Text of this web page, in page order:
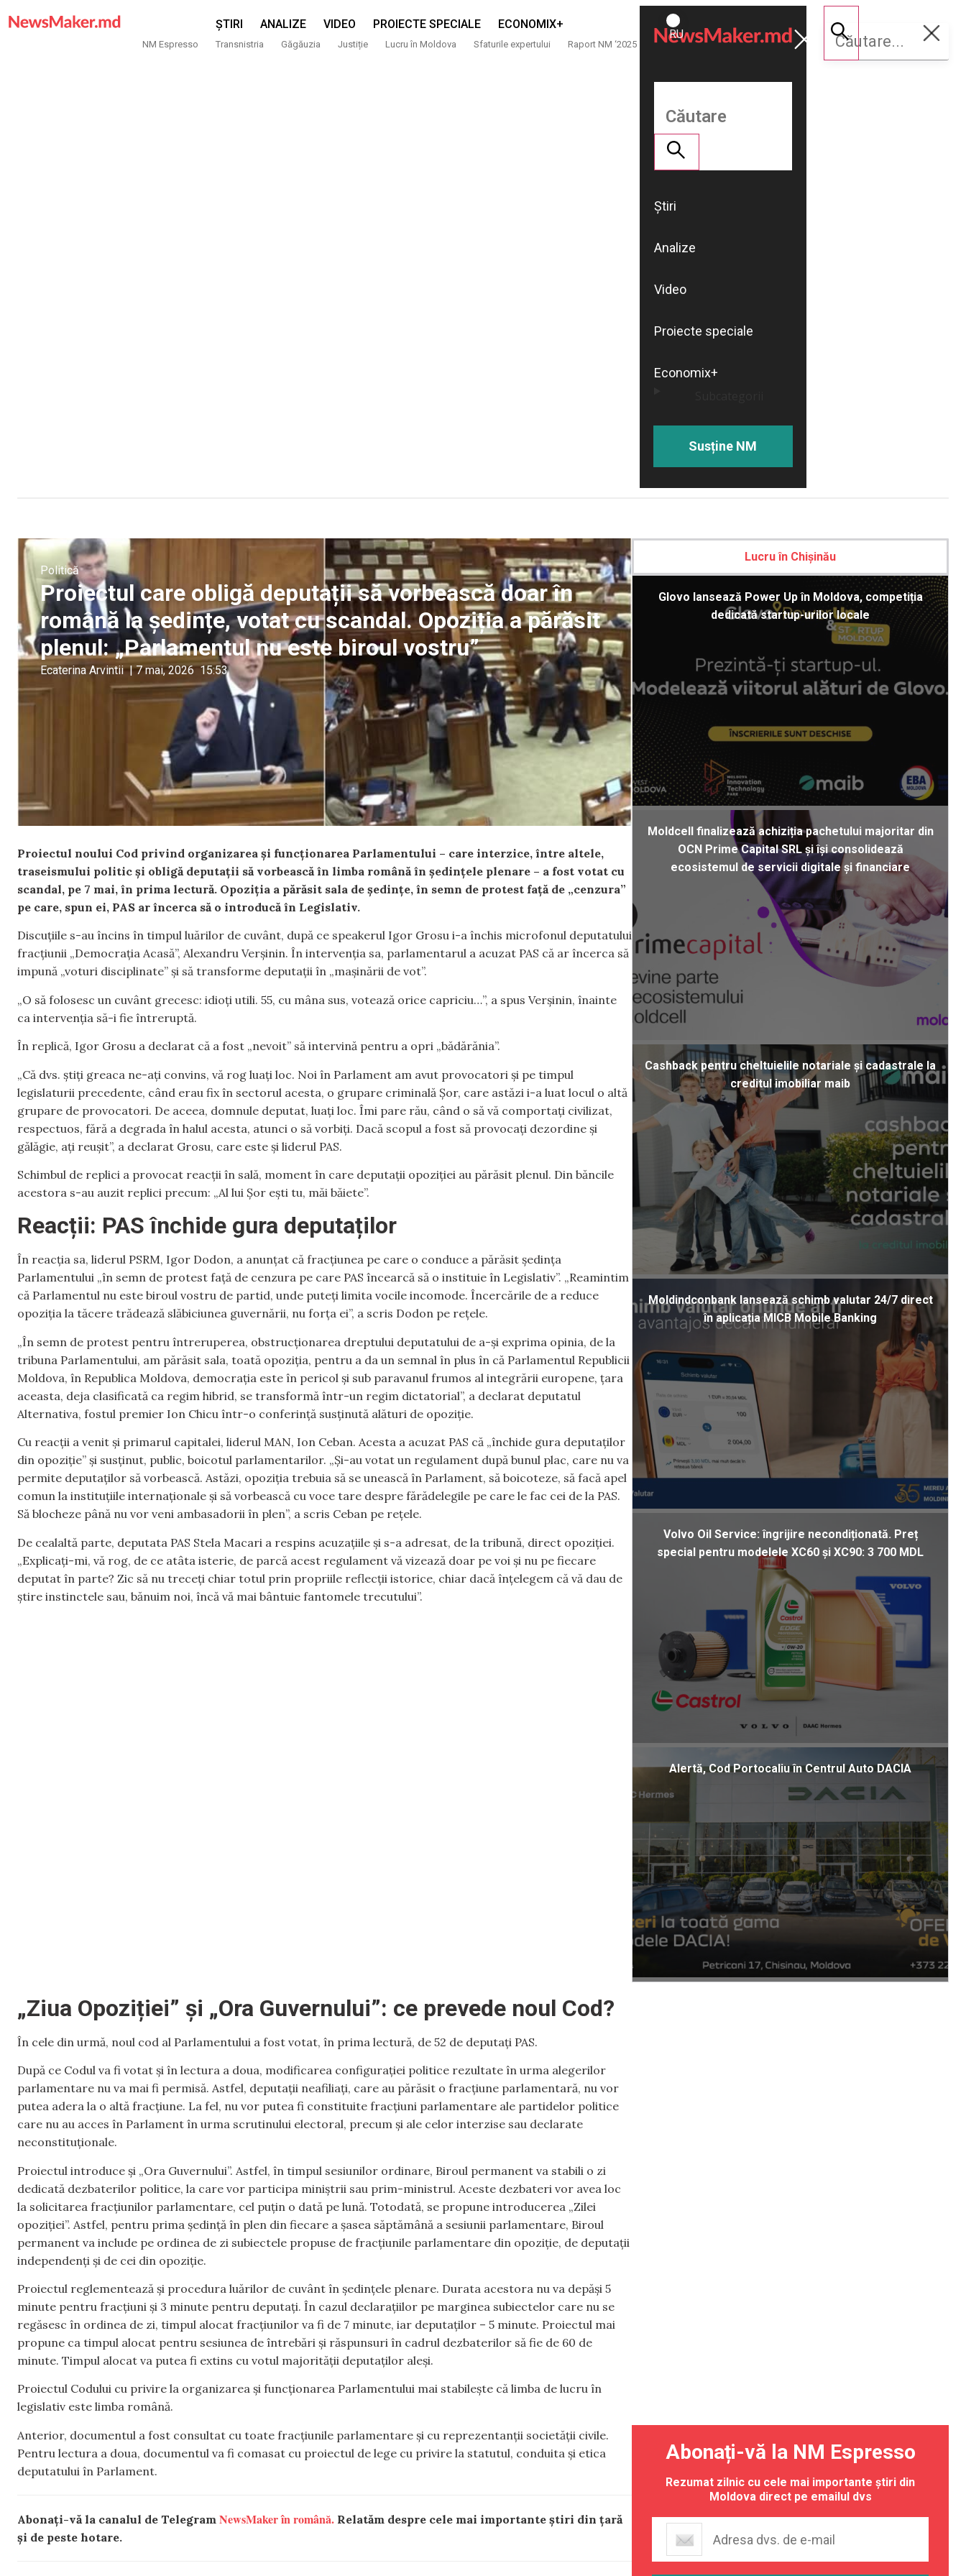
ȘTIRI ANALIZE VIDEO PROIECTE SPECIALE ECONOMIX+
NM Espresso Transnistria Găgăuzia Justiție Lucru în Moldova Sfaturile expertului Raport NM ‘2025
ROMÂNĂ
RU
Susține
NM
Știri
Analize
Video
Proiecte speciale
Economix+
Susține NM
Politică
Proiectul care obligă deputații să vorbească doar în
română la ședințe, votat cu scandal. Opoziția a părăsit
plenul: „Parlamentul nu este biroul vostru”
Ecaterina Arvintii | 7 mai, 2026 15:53
Proiectul noului Cod privind organizarea și funcționarea Parlamentului – care interzice, între altele,
traseismului politic și obligă deputații să vorbească în limba română în ședințele plenare – a fost votat cu
scandal, pe 7 mai, în prima lectură. Opoziția a părăsit sala de ședințe, în semn de protest față de „cenzura”
pe care, spun ei, PAS ar încerca să o introducă în Legislativ.
Discuțiile s-au încins în timpul luărilor de cuvânt, după ce speakerul Igor Grosu i-a închis microfonul deputatului
fracțiunii „Democrația Acasă”, Alexandru Verșinin. În intervenția sa, parlamentarul a acuzat PAS că ar încerca să
impună „voturi disciplinate” și să transforme deputații în „mașinării de vot”.
„O să folosesc un cuvânt grecesc: idioți utili. 55, cu mâna sus, votează orice capriciu…”, a spus Verșinin, înainte
ca intervenția să-i fie întreruptă.
În replică, Igor Grosu a declarat că a fost „nevoit” să intervină pentru a opri „bădărănia”.
„Că dvs. știți greaca ne-ați convins, vă rog luați loc. Noi în Parlament am avut provocatori și pe timpul
legislaturii precedente, când erau fix în sectorul acesta, o grupare criminală Șor, care astăzi i-a luat locul o altă
grupare de provocatori. De aceea, domnule deputat, luați loc. Îmi pare rău, când o să vă comportați civilizat,
respectuos, fără a degrada în halul acesta, atunci o să vorbiți. Dacă scopul a fost să provocați dezordine și
gălăgie, ați reușit”, a declarat Grosu, care este și liderul PAS.
Schimbul de replici a provocat reacții în sală, moment în care deputații opoziției au părăsit plenul. Din băncile
acestora s-au auzit replici precum: „Al lui Șor ești tu, măi băiete”.
Reacții: PAS închide gura deputaților
În reacția sa, liderul PSRM, Igor Dodon, a anunțat că fracțiunea pe care o conduce a părăsit ședința
Parlamentului „în semn de protest față de cenzura pe care PAS încearcă să o instituie în Legislativ”. „Reamintim
că Parlamentul nu este biroul vostru de partid, unde puteți limita vocile incomode. Încercările de a reduce
opoziția la tăcere trădează slăbiciunea guvernării, nu forța ei”, a scris Dodon pe rețele.
„În semn de protest pentru întreruperea, obstrucționarea dreptului deputatului de a-și exprima opinia, de la
tribuna Parlamentului, am părăsit sala, toată opoziția, pentru a da un semnal în plus în că Parlamentul Republicii
Moldova, în Republica Moldova, democrația este în pericol și sub paravanul frumos al integrării europene, țara
aceasta, deja clasificată ca regim hibrid, se transformă într-un regim dictatorial”, a declarat deputatul
Alternativa, fostul premier Ion Chicu într-o conferință susținută alături de opoziție.
Cu reacții a venit și primarul capitalei, liderul MAN, Ion Ceban. Acesta a acuzat PAS că „închide gura deputaților
din opoziție” și susținut, public, boicotul parlamentarilor. „Și-au votat un regulament după bunul plac, care nu va
permite deputaților să vorbească. Astăzi, opoziția trebuia să se unească în Parlament, să boicoteze, să facă apel
comun la instituțiile internaționale și să vorbească cu voce tare despre fărădelegile pe care le fac cei de la PAS.
Să blocheze până nu vor veni ambasadorii în plen”, a scris Ceban pe rețele.
De cealaltă parte, deputata PAS Stela Macari a respins acuzațiile și s-a adresat, de la tribună, direct opoziției.
„Explicați-mi, vă rog, de ce atâta isterie, de parcă acest regulament vă vizează doar pe voi și nu pe fiecare
deputat în parte? Zic să nu treceți chiar totul prin propriile reflecții istorice, chiar dacă înțelegem că vă dau de
știre instinctele sau, bănuim noi, încă vă mai bântuie fantomele trecutului”.
„Ziua Opoziției” și „Ora Guvernului”: ce prevede noul Cod?
În cele din urmă, noul cod al Parlamentului a fost votat, în prima lectură, de 52 de deputați PAS.
După ce Codul va fi votat și în lectura a doua, modificarea configurației politice rezultate în urma alegerilor
parlamentare nu va mai fi permisă. Astfel, deputații neafiliați, care au părăsit o fracțiune parlamentară, nu vor
putea adera la o altă fracțiune. La fel, nu vor putea fi constituite fracțiuni parlamentare ale partidelor politice
care nu au acces în Parlament în urma scrutinului electoral, precum și ale celor interzise sau declarate
neconstituționale.
Proiectul introduce și „Ora Guvernului”. Astfel, în timpul sesiunilor ordinare, Biroul permanent va stabili o zi
dedicată dezbaterilor politice, la care vor participa miniștrii sau prim-ministrul. Aceste dezbateri vor avea loc
la solicitarea fracțiunilor parlamentare, cel puțin o dată pe lună. Totodată, se propune introducerea „Zilei
opoziției”. Astfel, pentru prima ședință în plen din fiecare a șasea săptămână a sesiunii parlamentare, Biroul
permanent va include pe ordinea de zi subiectele propuse de fracțiunile parlamentare din opoziție, de deputații
independenți și de cei din opoziție.
Proiectul reglementează și procedura luărilor de cuvânt în ședințele plenare. Durata acestora nu va depăși 5
minute pentru fracțiuni și 3 minute pentru deputați. În cazul declarațiilor pe marginea subiectelor care nu se
regăsesc în ordinea de zi, timpul alocat fracțiunilor va fi de 7 minute, iar deputaților – 5 minute. Proiectul mai
propune ca timpul alocat pentru sesiunea de întrebări și răspunsuri în cadrul dezbaterilor să fie de 60 de
minute. Timpul alocat va putea fi extins cu votul majorității deputaților aleși.
Proiectul Codului cu privire la organizarea și funcționarea Parlamentului mai stabilește că limba de lucru în
legislativ este limba română.
Anterior, documentul a fost consultat cu toate fracțiunile parlamentare și cu reprezentanții societății civile.
Pentru lectura a doua, documentul va fi comasat cu proiectul de lege cu privire la statutul, conduita și etica
deputatului în Parlament.
Abonați-vă la canalul de Telegram NewsMaker în română. Relatăm despre cele mai importante știri din țară
și de peste hotare.
Lucru în Chișinău
Glovo lansează Power Up în Moldova, competiția
dedicată startup-urilor locale
Moldcell finalizează achiziția pachetului majoritar din
OCN Prime Capital SRL și își consolidează
ecosistemul de servicii digitale și financiare
Cashback pentru cheltuielile notariale și cadastrale la
creditul imobiliar maib
Moldindconbank lansează schimb valutar 24/7 direct
în aplicația MICB Mobile Banking
Volvo Oil Service: îngrijire necondiționată. Preț
special pentru modelele XC60 și XC90: 3 700 MDL
Alertă, Cod Portocaliu în Centrul Auto DACIA
Abonați-vă la NM Espresso
Rezumat zilnic cu cele mai importante știri din
Moldova direct pe emailul dvs